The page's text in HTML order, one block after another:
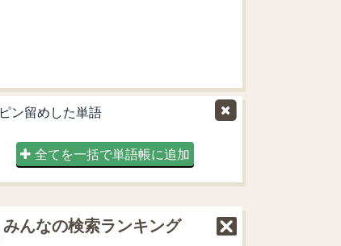
ピン留めした単語
全てを一括で単語帳に追加
みんなの検索ランキング